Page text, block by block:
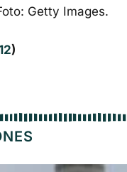
Getty Images.
)